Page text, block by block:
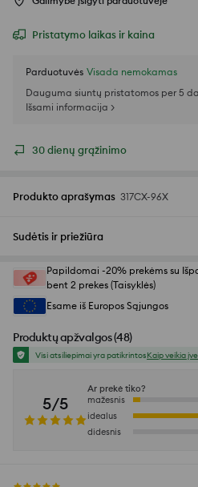
Pristatymo laikas ir kaina
Parduotuvės Visada nemokamas
Dauguma siuntų pristatomos per 5
Išsami informacija >
30 dienų grąžinimo
Produkto aprašymas 317CX-96X
Sudėtis ir priežiūra
Papildomai -20% prekėms su
bent 2 prekes (Taisyklės)
Esame iš Europos Sąjungos
Produktų apžvalgos(48)
Visi atsiliepimai yra patikrintosKaip veikia
5/5
Ar prekė tiko?
mažesnis
idealus
didesnis